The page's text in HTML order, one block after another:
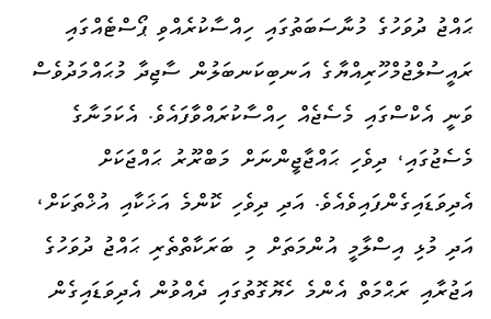
ޙައްޖު ދުވަހުގެ މުނާސަބަތުގައި ހިއްސާކުރެއްވިޕޯސްޓެއްގައި
ރައީސުލްޖުމްހޫރިއްޔާގެ އަނބިކަނބަލުން ސާޖިދާ މުޙައްމަދުވެސް
ވަނީ އެކްސްގައި މެސެޖެއް ހިއްސާކުރައްވާފައެވެ. އެކަމަނާގެ
މެސެޖުގައި، ދިވެހި ޙައްޖާޖީންނަށް މަބްރޫރު ޙައްޖަކަށް
އެދިވަޑައިގެންފައިވެއެވެ. އަދި ދިވެހި ކޮންމެ އަޚަކާއި އުޚްތަކަށް،
އަދި މުޅި އިސްލާމީ އުންމަތަށް މި ބަރަކާތްތެރި ޙައްޖު ދުވަހުގެ
އަޖުރާއި ރަޙްމަތް އެންމެ ހެޔޮގޮތުގައި ދެއްވުން އެދިވަޑައިގެން